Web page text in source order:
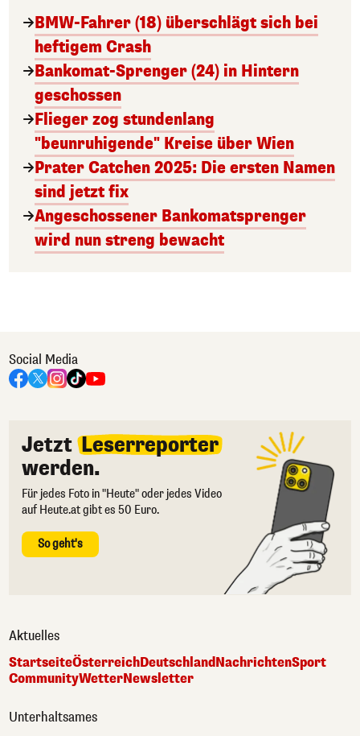
BMW-Fahrer (18) überschlägt sich bei
heftigem Crash
Bankomat-Sprenger (24) in Hintern
geschossen
Flieger zog stundenlang
"beunruhigende" Kreise über Wien
Prater Catchen 2025: Die ersten Namen
sind jetzt fix
Angeschossener Bankomatsprenger
wird nun streng bewacht
Social Media
Jetzt Leserreporter
werden.
Für jedes Foto in "Heute" oder jedes Video
auf Heute.at gibt es 50 Euro.
So geht's
Aktuelles
StartseiteÖsterreichDeutschlandNachrichtenSport
CommunityWetterNewsletter
Unterhaltsames